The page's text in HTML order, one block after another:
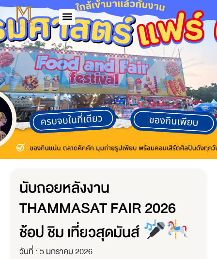
นับถอยหลังงาน
THAMMASAT FAIR 2026
ช้อป ชิม เที่ยวสุดมันส์
วันที่ :5 มกราคม 2026